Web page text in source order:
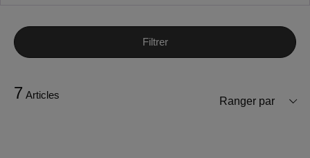
Filtrer
7 Articles
Ranger par